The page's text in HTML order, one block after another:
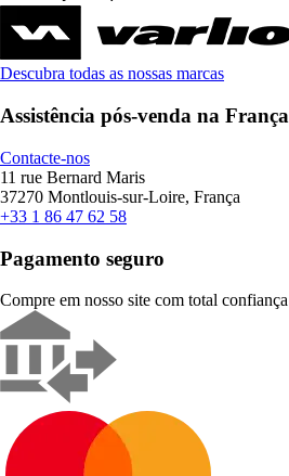
Descubra todas as nossas marcas
Assistência pós-venda na França
Contacte-nos
11 rue Bernard Maris
37270 Montlouis-sur-Loire, França
+33 1 86 47 62 58
Pagamento seguro
Compre em nosso site com total confiança